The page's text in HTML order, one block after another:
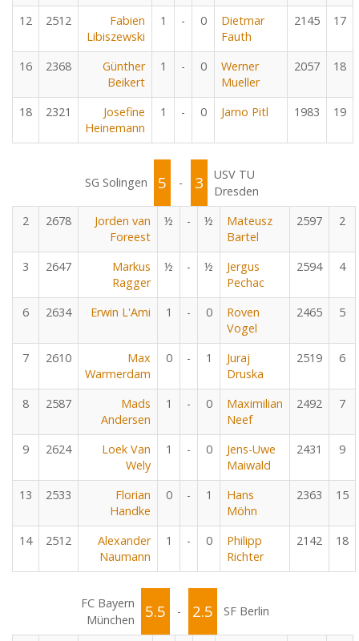
12 2512
Fabien
Libiszewski
1 - 0
Dietmar
Fauth
2145 17
16 2368
Günther
Beikert
1 - 0
Werner
Mueller
2057 18
18 2321
Josefine
Heinemann
1 - 0 Jarno Pitl 1983 19
SG Solingen 5 - 3
USV TU
Dresden
2
2678
Jorden van
Foreest
½ - ½
Mateusz
Bartel
2597 2
3 2647
Markus
Ragger
½ - ½
Jergus
Pechac
2594 4
6 2634 Erwin L'Ami 1 - 0
Roven
Vogel
2465 5
7 2610
Max
Warmerdam
0 - 1
Juraj
Druska
2519 6
8 2587
Mads
Andersen
1 - 0
Maximilian
Neef
2492 7
9 2624
Loek Van
Wely
1 - 0
Jens-Uwe
Maiwald
2431 9
13 2533
Florian
Handke
0 - 1
Hans
Möhn
2363 15
14 2512
Alexander
Naumann
1 - 0
Philipp
Richter
2142 18
FC Bayern
München
5.5 - 2.5 SF Berlin